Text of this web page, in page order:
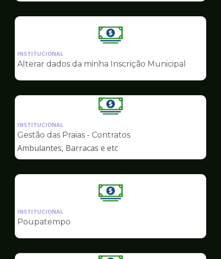
Ilustração
pagina
Finanças
INSTITUCIONAL
Alterar dados da minha Inscrição Municipal
Ilustração
pagina
de
Finanças
INSTITUCIONAL
Gestão das Praias - Contratos
Ambulantes, Barracas e etc
Ilustração
Finanças
INSTITUCIONAL
Poupatempo